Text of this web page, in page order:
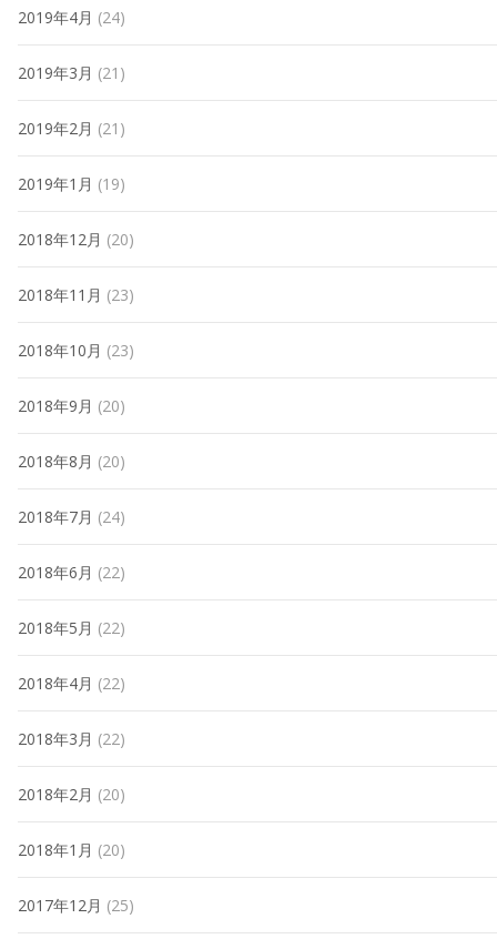
2019年4月 (24)
2019年3月 (21)
2019年2月 (21)
2019年1月 (19)
2018年12月 (20)
2018年11月 (23)
2018年10月 (23)
2018年9月 (20)
2018年8月 (20)
2018年7月 (24)
2018年6月 (22)
2018年5月 (22)
2018年4月 (22)
2018年3月 (22)
2018年2月 (20)
2018年1月 (20)
2017年12月 (25)